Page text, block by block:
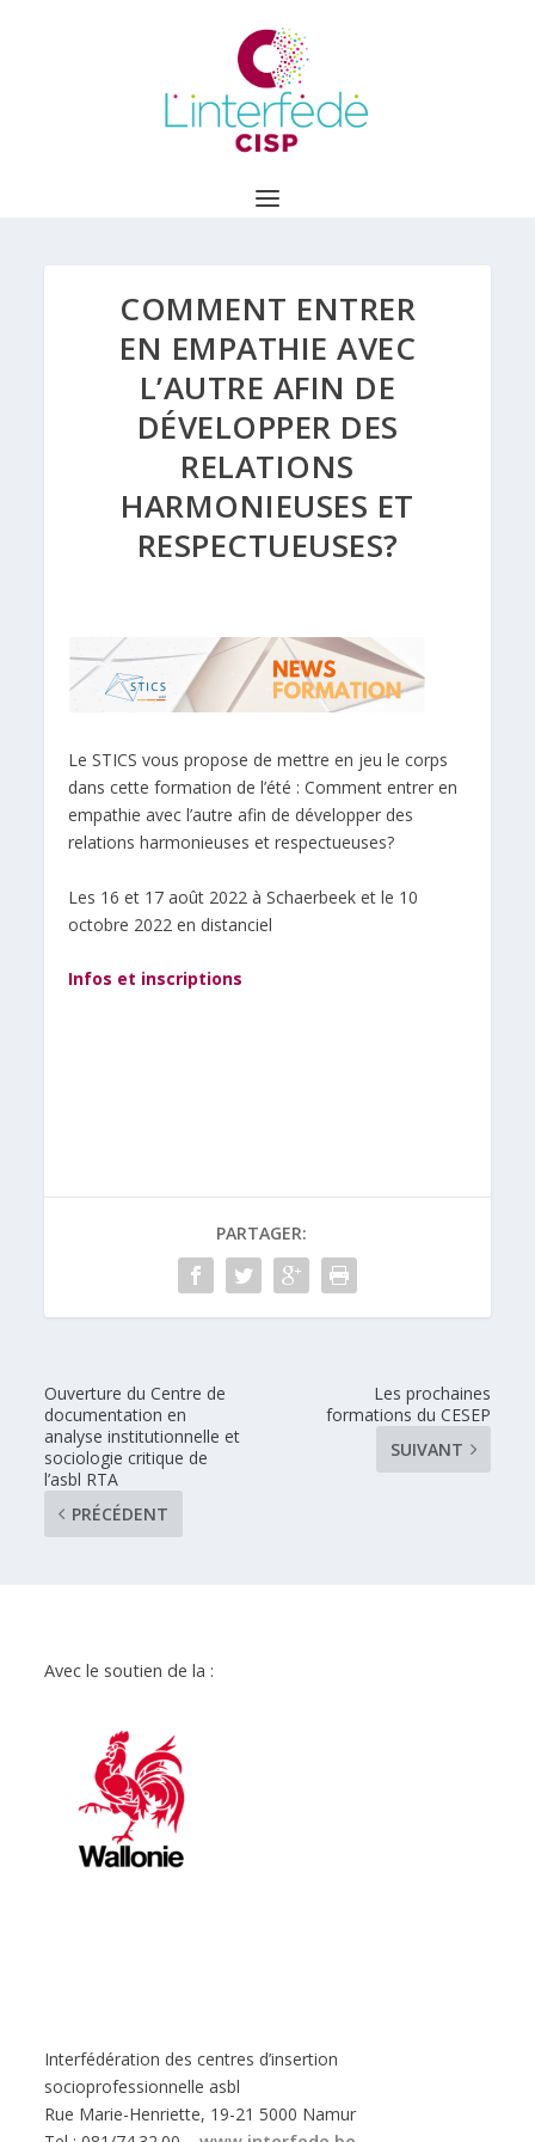
COMMENT ENTRER
EN EMPATHIE AVEC
L’AUTRE AFIN DE
DÉVELOPPER DES
RELATIONS
HARMONIEUSES ET
RESPECTUEUSES?
Le STICS vous propose de mettre en jeu le corps
dans cette formation de l’été : Comment entrer en
empathie avec l’autre afin de développer des
relations harmonieuses et respectueuses?
Les 16 et 17 août 2022 à Schaerbeek et le 10
octobre 2022 en distanciel
Infos et inscriptions
PARTAGER:
Ouverture du Centre de
documentation en
analyse institutionnelle et
sociologie critique de
l’asbl RTA
PRÉCÉDENT
Les prochaines
formations du CESEP
SUIVANT
Avec le soutien de la :
Interfédération des centres d’insertion
socioprofessionnelle asbl
Rue Marie-Henriette, 19-21 5000 Namur